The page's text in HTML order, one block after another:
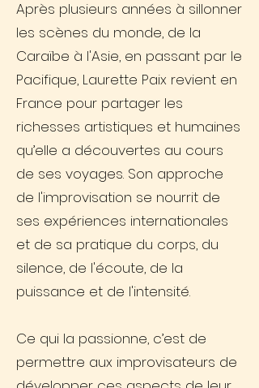
Après plusieurs années à sillonner
les scènes du monde, de la
Caraïbe à l'Asie, en passant par le
Pacifique, Laurette Paix revient en
France pour partager les
richesses artistiques et humaines
qu’elle a découvertes au cours
de ses voyages. Son approche
de l'improvisation se nourrit de
ses expériences internationales
et de sa pratique du corps, du
silence, de l'écoute, de la
puissance et de l'intensité.
Ce qui la passionne, c’est de
permettre aux improvisateurs de